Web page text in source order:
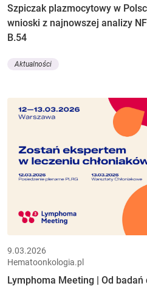
Szpiczak plazmocytowy w
wnioski z najnowszej analizy
B.54
Aktualności
9.03.2026
Hematoonkologia.pl
Lymphoma Meeting | Od badań